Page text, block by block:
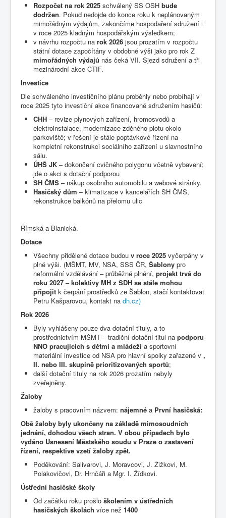
Rozpočet na rok 2025 schválený SS OSH bude
dodržen. Pokud nedojde do konce roku k neplánovaným
mimořádným výdajům, zakončíme hospodaření sdružení i
v roce 2025 kladným hospodářským výsledkem;
v návrhu rozpočtu na rok 2026 jsou prozatím v rozpočtu
státní dotace započítány v obdobné výši jako pro rok Z
mimořádných výdajů nás čeká VII. Sjezd sdružení a tři
mezinárodní akce CTIF.
Investice
Dle schváleného investičního plánu proběhly nebo probíhají v
roce 2025 tyto investiční akce financované sdružením hasičů:
CHH – revize plynových zařízení, hromosvodů a
elektroinstalace, modernizace zděného plotu okolo
parkoviště; v řešení je stále poptávkové řízení na
kompletní rekonstrukci sociálního zařízení u slavnostního
sálu.
ÚHŠ JK – dokončení cvičného polygonu včetně vybavení;
jde o akci s dotační podporou
SH ČMS – nákup osobního automobilu a webové stránky.
Hasičský dům – klimatizace v kancelářích SH ČMS,
rekonstrukce balkónů na přelomu ulic
Římská a Blanická.
Dotace
Všechny přidělené dotace budou v roce 2025 vyčerpány v
plné výši. (MŠMT, MV, NSA, SSS ČR, Šablony pro
neformální vzdělávání – průběžné plnění, projekt trvá do
roku 2027 –kolektivy MH z SDH se stále mohou
připojit k čerpání prostředků ze Šablon, stačí kontaktovat
Petru Kašparovou, kontakt na dh.cz)
Rok 2026
Byly vyhlášeny pouze dva dotační tituly, a to
prostřednictvím MŠMT – tradiční dotační titul na podporu
NNO pracujících s dětmi a mládeží a sportovní
materiální investice od NSA pro hlavní spolky zařazené v ,
II. nebo III. skupině prioritizovaných sportů;
další dotační tituly na rok 2026 prozatím nebyly
zveřejněny.
Žaloby
žaloby s pracovním názvem: nájemné a První hasičská:
Obě žaloby byly ukončeny na základě mimosoudních
jednání, dohodou všech stran. V obou případech bylo
vydáno Usnesení Městského soudu v Praze o zastavení
řízení, respektive vzetí žaloby zpět.
Poděkování: Salivarovi, J. Moravcovi, J. Žižkovi, M.
Polakovičovi, Dr. Hrnčáři a Mgr. I. Žídkovi.
Ústřední hasičské školy
Od začátku roku prošlo školením v ústředních
hasičských školách více než 1400